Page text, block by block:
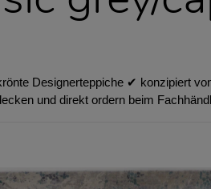
Designerteppiche ✔︎ konzipiert
und direkt ordern beim Fachhändl